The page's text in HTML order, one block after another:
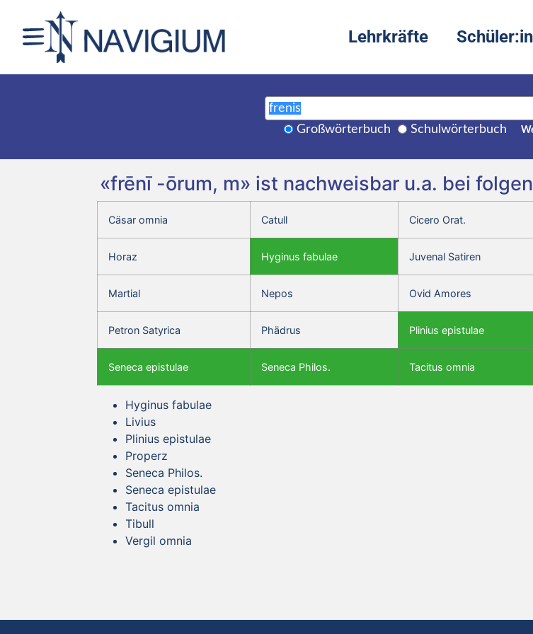
Lehrkräfte
Großwörterbuch Schulwörterbuch
«frēnī -ōrum, m» ist nachweisbar u.a. bei
Cäsar omnia Catull Cicero Orat.
Horaz Hyginus fabulae Juvenal Satiren
Martial Nepos Ovid Amores
Petron Satyrica Phädrus Plinius epistulae
Seneca epistulae Seneca Philos. Tacitus omnia
Hyginus fabulae
Livius
Plinius epistulae
Properz
Seneca Philos.
Seneca epistulae
Tacitus omnia
Tibull
Vergil omnia